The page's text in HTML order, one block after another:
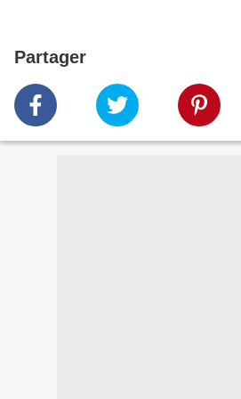
Partager